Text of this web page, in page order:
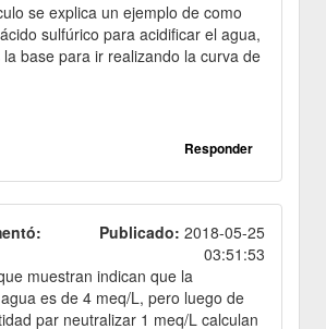
se explica un ejemplo de como
sulfúrico para acidificar el agua,
la base para ir realizando la curva de
Responder
Publicado: 2018-05-25
03:51:53
muestran indican que la
es de 4 meq/L, pero luego de
par neutralizar 1 meq/L calculan